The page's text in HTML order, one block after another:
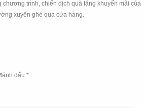
trình, chiến dịch quà tặng khuyến mãi của
xuyên ghé qua cửa hàng.
dấu *